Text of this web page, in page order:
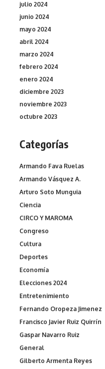
julio 2024
junio 2024
mayo 2024
abril 2024
marzo 2024
febrero 2024
enero 2024
diciembre 2023
noviembre 2023
octubre 2023
Categorías
Armando Fava Ruelas
Armando Vásquez A.
Arturo Soto Munguia
Ciencia
CIRCO Y MAROMA
Congreso
Cultura
Deportes
Economía
Elecciones 2024
Entretenimiento
Fernando Oropeza Jimenez
Francisco Javier Ruiz Quirrín
Gaspar Navarro Ruiz
General
Gilberto Armenta Reyes